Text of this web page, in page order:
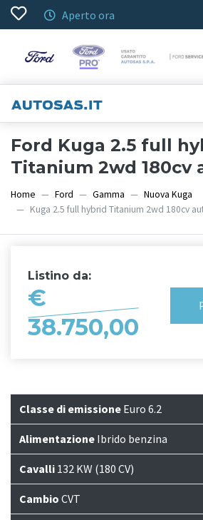
Aperto ora
Ford Kuga 2.5 full
Titanium 2wd 180cv
Home Ford Gamma
Nuova Kuga
Kuga 2.5 full hybrid Titanium 2wd 180cv
Listino da:
€
38.750,00
Classe di emissione Euro 6.2
Alimentazione Ibrido benzina
Cavalli 132 KW (180 CV)
Cambio CVT